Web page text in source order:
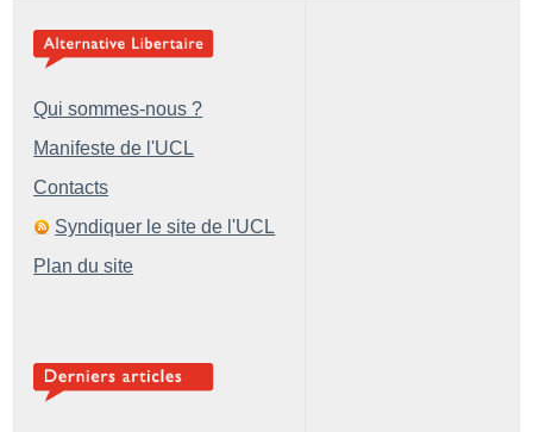
Qui sommes-nous ?
Manifeste de l'UCL
Contacts
Syndiquer le site de l'UCL
Plan du site